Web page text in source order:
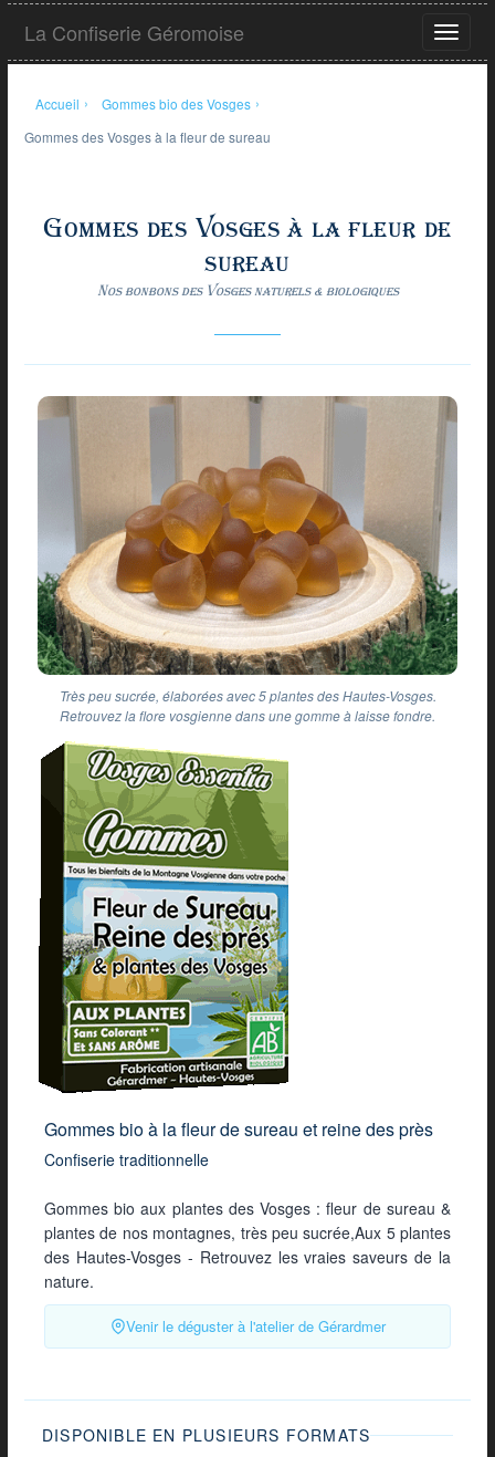
Aller
contenu
Ouvrir
le
La Confiserie Géromoise
Accueil › Gommes bio des Vosges ›
Gommes des Vosges à la fleur de sureau
Gommes des Vosges à la fleur de
sureau
Nos bonbons des Vosges naturels & biologiques
Très peu sucrée, élaborées avec 5 plantes des Hautes-Vosges.
Retrouvez la flore vosgienne dans une gomme à laisse fondre.
Gommes bio à la fleur de sureau et reine des près
Confiserie traditionnelle
Gommes bio aux plantes des Vosges : fleur de sureau &
plantes de nos montagnes, très peu sucrée,Aux 5 plantes
des Hautes-Vosges - Retrouvez les vraies saveurs de la
nature.
Venir le déguster à l'atelier de Gérardmer
DISPONIBLE EN PLUSIEURS FORMATS